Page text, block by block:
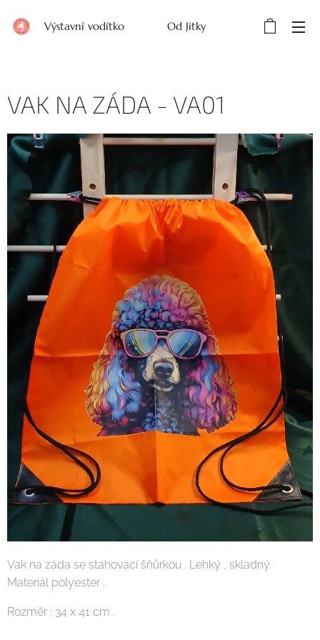
Výstavní vodítko Od Jitky
VAK NA ZÁDA - VA01
Vak na záda se stahovací šňůrkou . Lehký , skladný.
Materiál polyester .
Rozměr : 34 x 41 cm .